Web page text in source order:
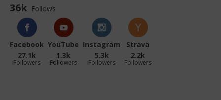
36k Follows
Facebook
27.1k
Followers
YouTube
1.3k
Followers
Instagram
5.3k
Followers
Strava
2.2k
Followers